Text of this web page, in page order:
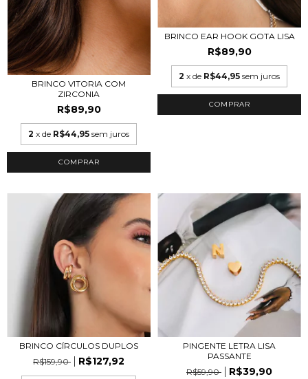
BRINCO VITORIA COM
ZIRCONIA
R$89,90
2 x de R$44,95 sem juros
COMPRAR
BRINCO EAR HOOK GOTA LISA
R$89,90
2 x de R$44,95 sem juros
COMPRAR
BRINCO CÍRCULOS DUPLOS
R$159,90
R$127,92
PINGENTE LETRA LISA
PASSANTE
R$59,90
R$39,90